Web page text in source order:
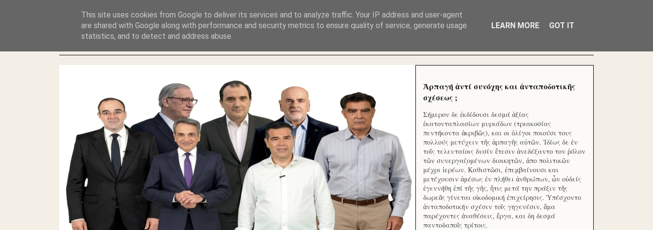
ΛΕΗΛΑΣΙΑ ΚΑΙ ΕΓΚΛΗΜΑ ?
Ἁρπαγή ἀντί συνόχης και ἀνταποδοτικῆς
σχέσεως ;
Σήμερον δε ἐκδίδουσι δεσμά ἀξίας
ἑκατονταπλασίων μυριάδων (τριακοσίας
πεντήκοντα ἀκριβῶς), και οι ὀλίγοι ποιούσι τους
πολλούς μετύχειν τῆς ἁρπαγῆς αὐτῶν. Ἰδίως δε ἐν
τοῖς τελευταίοις δυσίν ἔτεσιν ἀνεδέξαντο τον ῥόλον
τῶν συνεργαζομένων διοικητῶν, ἀπο πολιτικῶν
μέχρι ἱερέων. Καθιστῶσι, ἐπεμβαίνουσι και
μετέχουσιν ἀμέσως ἐν πλήθει ἀνθρώπων, ὧν οὐδείς
ἐγεννήθη ἐπί τῆς γῆς, ἥτις μετά την πράξιν τῆς
δωρεᾶς γίνεται οἰκοδομική ἐπιχείρησις. Ὑπέσχοντο
ἀνταποδοτικήν σχέσιν τοῖς γηγενέσιν, ἅμα
παρέχοντες ἀναθέσεις, ἔργα, και δη δεσμά
παντοδαποῖς τρίτοις.
This site uses cookies from Google to deliver its services and to analyze traffic. Your IP address and user-agent
are shared with Google along with performance and security metrics to ensure quality of service, generate usage
statistics, and to detect and address abuse.
LEARN MORE GOT IT